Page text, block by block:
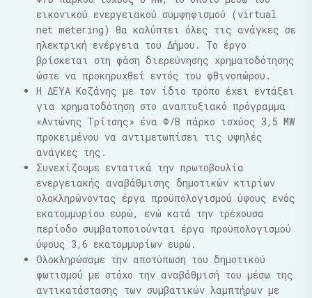
εικονικού ενεργειακού συμψηφισμού (virtual
net metering) θα καλύπτει όλες τις ανάγκες σε
ηλεκτρική ενέργεια του Δήμου. Το έργο
βρίσκεται στη φάση διερεύνησης χρηματοδότησης
ώστε να προκηρυχθεί εντός του φθινοπώρου.
Η ΔΕΥΑ Κοζάνης με τον ίδιο τρόπο έχει εντάξει
για χρηματοδότηση στο αναπτυξιακό πρόγραμμα
«Αντώνης Τρίτσης» ένα Φ/Β πάρκο ισχύος 3,5 MW
προκειμένου να αντιμετωπίσει τις υψηλές
ανάγκες της.
Συνεχίζουμε εντατικά την πρωτοβουλία
ενεργειακής αναβάθμισης δημοτικών κτιρίων
ολοκληρώνοντας έργα προϋπολογισμού ύψους ενός
εκατομμυρίου ευρώ, ενώ κατά την τρέχουσα
περίοδο συμβατοποιούνται έργα προϋπολογισμού
ύψους 3,6 εκατομμυρίων ευρώ.
Ολοκληρώσαμε την αποτύπωση του δημοτικού
φωτισμού με στόχο την αναβάθμισή του μέσω της
αντικατάστασης των συμβατικών λαμπτήρων με